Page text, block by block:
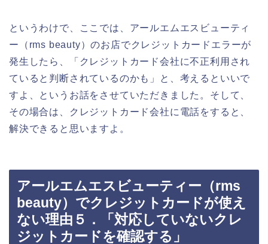
というわけで、ここでは、アールエムエスビューティ
ー（rms beauty）のお店でクレジットカードエラーが
発生したら、「クレジットカード会社に不正利用され
ていると判断されているのかも」と、考えるといいで
すよ、というお話をさせていただきました。そして、
その場合は、クレジットカード会社に電話をすると、
解決できると思いますよ。
アールエムエスビューティー（rms
beauty）でクレジットカードが使え
ない理由５．「対応していないクレ
ジットカードを確認する」